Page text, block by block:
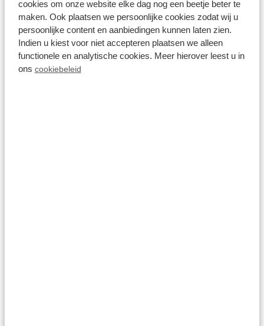
cookies om onze website elke dag nog een beetje beter te
maken. Ook plaatsen we persoonlijke cookies zodat wij u
persoonlijke content en aanbiedingen kunnen laten zien.
Indien u kiest voor niet accepteren plaatsen we alleen
functionele en analytische cookies. Meer hierover leest u in
ons cookiebeleid
BBQ service